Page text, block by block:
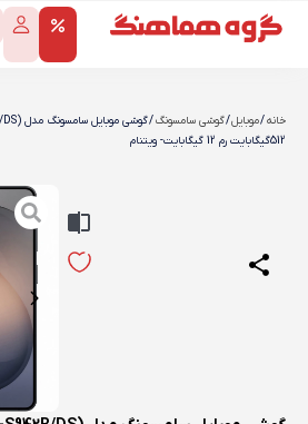
خانه/موبایل/گوشی سامسونگ
512گیگابایت رم 12 گیگابایت- ویتنام